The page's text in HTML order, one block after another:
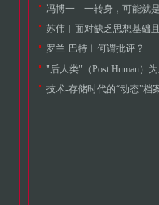
冯博一︱一转身，可能就
苏伟︱面对缺乏思想基础
罗兰·巴特︱何谓批评？
技术-存储时代的“动态”档